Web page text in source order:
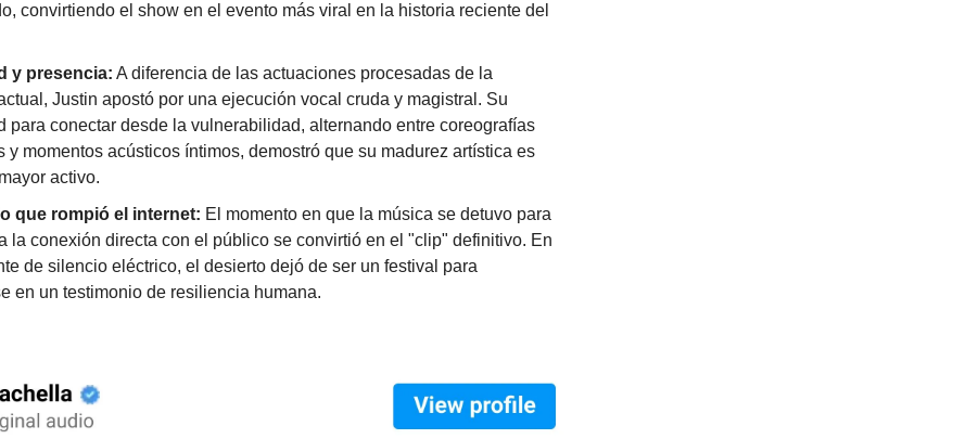
convirtiendo el show en el evento más viral en la historia reciente del
y presencia: A diferencia de las actuaciones procesadas de la
Justin apostó por una ejecución vocal cruda y magistral. Su
para conectar desde la vulnerabilidad, alternando entre coreografías
y momentos acústicos íntimos, demostró que su madurez artística es
activo.
que rompió el internet: El momento en que la música se detuvo para
la conexión directa con el público se convirtió en el "clip" definitivo. En
de silencio eléctrico, el desierto dejó de ser un festival para
en un testimonio de resiliencia humana.